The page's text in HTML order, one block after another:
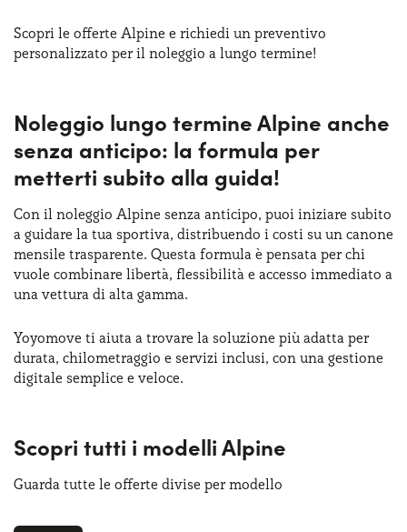
Scopri le offerte Alpine e richiedi un preventivo
personalizzato per il noleggio a lungo termine!
Noleggio lungo termine Alpine anche
senza anticipo: la formula per
metterti subito alla guida!
Con il noleggio Alpine senza anticipo, puoi iniziare subito
a guidare la tua sportiva, distribuendo i costi su un canone
mensile trasparente. Questa formula è pensata per chi
vuole combinare libertà, flessibilità e accesso immediato a
una vettura di alta gamma.
Yoyomove ti aiuta a trovare la soluzione più adatta per
durata, chilometraggio e servizi inclusi, con una gestione
digitale semplice e veloce.
Scopri tutti i modelli Alpine
Guarda tutte le offerte divise per modello